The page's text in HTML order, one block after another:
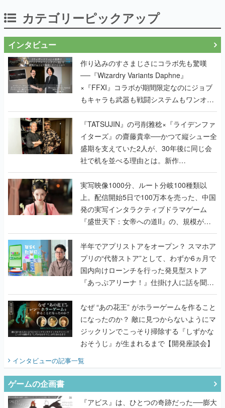
カテゴリーピックアップ
インタビュー
作り込みのすさまじさにコラボ先も驚嘆
──『Wizardry Variants Daphne』
×『FFXI』コラボが期間限定なのにジョブ
もキャラも武器も戦闘システムもワンオフ
で作り込まれた理由を両ディレクターに聞
く
『TATSUJIN』の弓削雅稔×『ライデンファ
イターズ』の齋藤貴幸──かつて縦シュー全
盛期を支えていた2人が、30年後に同じ会
社で机を並べる理由とは。新作
『TATSUJIN EXTREME』で初タッグを組
んだレジェンド2人に訊く開発秘話
実写映像1000分、ルート分岐100種類以
上。配信開始5日で100万本を売った、中国
発の実写インタラクティブドラマゲーム
『盛世天下：女帝への道II』の、規模が違
うこだわりをプロデューサーに聞いた
半年でアプリストアをオープン？ スマホア
プリの“代替ストア”として、わずか6ヵ月で
国内向けローンチを行った発見型ストア
『あっぷアリーナ！』仕掛け人に話を聞い
てみた
なぜ “あの花王” がホラーゲームを作ること
になったのか？ 敵に見つからないようにマ
ジックリンでこっそり掃除する『しずかな
おそうじ』が生まれるまで【開発座談会】
インタビューの記事一覧
ゲームの企画書
『アビス』は、ひとつの奇跡だった──膨大